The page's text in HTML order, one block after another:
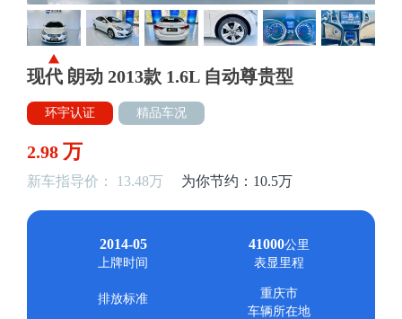
现代 朗动 2013款 1.6L 自动尊贵型
环宇认证 精品车况
2.98 万
新车指导价： 13.48万 为你节约：10.5万
2014-05
上牌时间
41000公里
表显里程
排放标准
重庆市
车辆所在地